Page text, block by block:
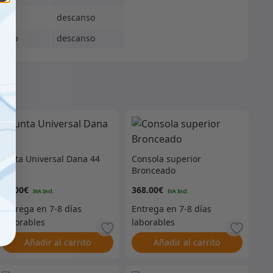
descanso
descanso
Junta Universal Dana 44
92.00€
Añadir al carrito
Consola superior
Bronceado
368.00€
Añadir al carrito